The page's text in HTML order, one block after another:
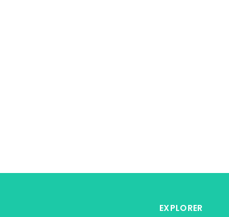
EXPLORER